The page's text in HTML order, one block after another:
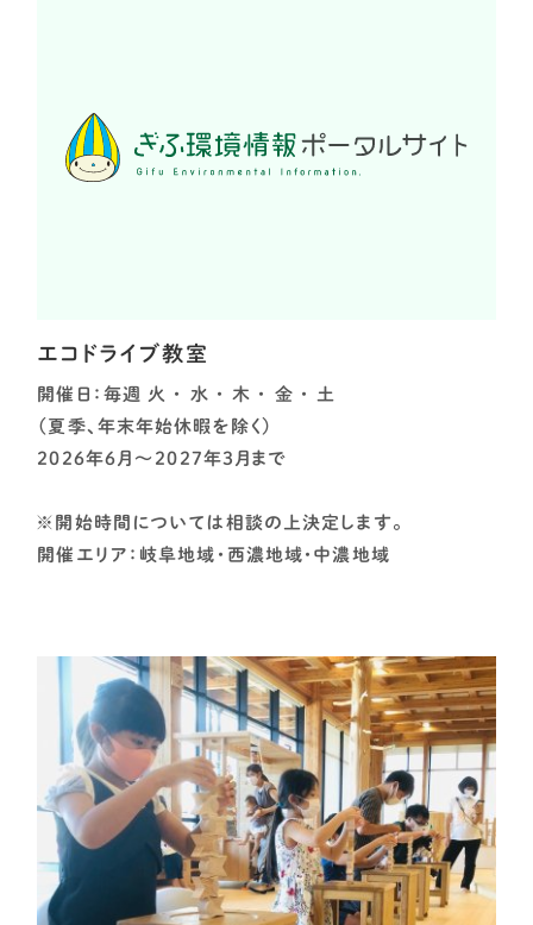
エコドライブ教室
開催日：毎週 火 ・ 水 ・ 木 ・ 金 ・ 土
（夏季、年末年始休暇を除く）
２０２６年６月～２０２７年３月まで
※開始時間については相談の上決定します。
開催エリア：岐阜地域・西濃地域・中濃地域